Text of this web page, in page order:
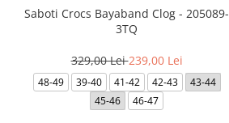
Saboti Crocs Bayaband Clog - 205089-
3TQ
329,00 Lei239,00 Lei
48-49 39-40 41-42 42-43
43-44
45-46
46-47